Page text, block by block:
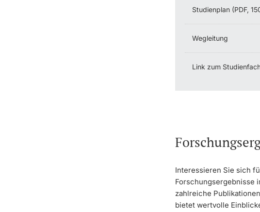
Studienplan (PDF,
Wegleitung
Link zum
Interessieren Sie sich
Forschungsergebnisse
zahlreiche
bietet wertvolle